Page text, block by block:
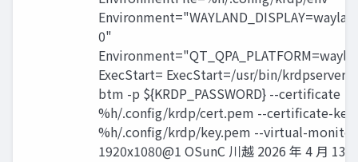
0"
ExecStart= ExecStart=/usr/bin/krdpserver -
btm -p ${KRDP_PASSWORD} --certificate
%h/.config/krdp/cert.pem --certificate-key
%h/.config/krdp/key.pem --virtual-monitor
1920x1080@1 OSunC 川越 2026 年 4 月 13 /